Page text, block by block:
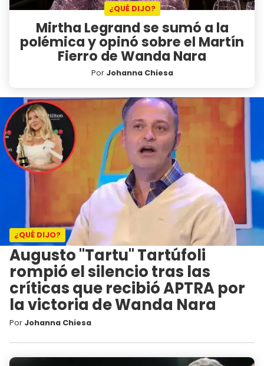
¿QUÉ DIJO?
Mirtha Legrand se sumó a la
polémica y opinó sobre el Martín
Fierro de Wanda Nara
Por Johanna Chiesa
¿QUÉ DIJO?
Augusto "Tartu" Tartúfoli
rompió el silencio tras las
críticas que recibió APTRA por
la victoria de Wanda Nara
Por Johanna Chiesa